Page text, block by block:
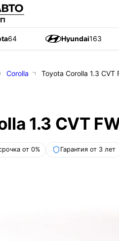
64 Hyundai163
Corolla Toyota Corolla 1.3 CVT
1.3 CVT
от 0% Гарантия от 3 лет